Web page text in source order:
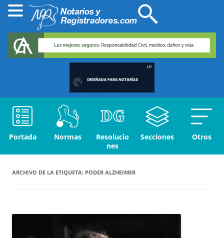
Portada Normas
Resolucio
nes
Secciones Otros
ARCHIVO DE LA ETIQUETA: PODER ALZHEIMER